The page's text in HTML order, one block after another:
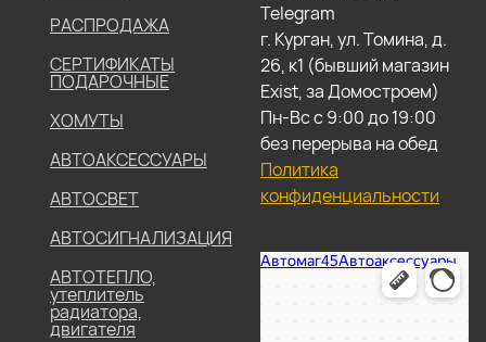
РАСПРОДАЖА
СЕРТИФИКАТЫ
ПОДАРОЧНЫЕ
ХОМУТЫ
АВТОАКСЕССУАРЫ
АВТОСВЕТ
АВТОСИГНАЛИЗАЦИЯ
АВТОТЕПЛО,
утеплитель
радиатора,
двигателя
Telegram
г. Курган, ул. Томина, д.
26, к1 (бывший магазин
Exist, за Домостроем)
Пн-Вс с 9:00 до 19:00
без перерыва на обед
Политика
конфиденциальности